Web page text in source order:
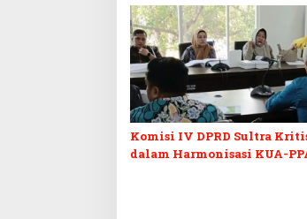
Komisi IV DPRD Sultra
dalam Harmonisasi KUA-